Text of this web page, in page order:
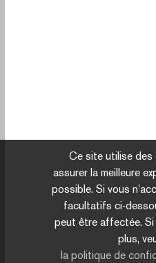
Ce site utilise des
assurer la meilleure
possible. Si vous
facultatifs ci-
peut être affectée. Si
plus,
la politique de